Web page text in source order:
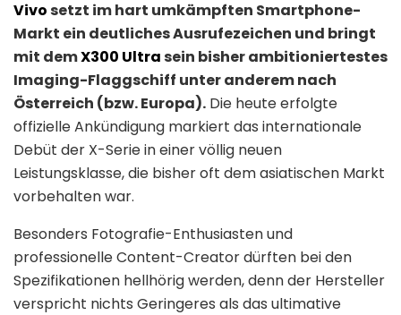
Vivosetzt im hart umkämpften Smartphone-
Markt ein deutliches Ausrufezeichen und bringt
mit demX300 Ultrasein bisher ambitioniertestes
Imaging-Flaggschiff unter anderem nach
Österreich (bzw. Europa). Die heute erfolgte
offizielle Ankündigung markiert das internationale
Debüt der X-Serie in einer völlig neuen
Leistungsklasse, die bisher oft dem asiatischen Markt
vorbehalten war.
Besonders Fotografie-Enthusiasten und
professionelle Content-Creator dürften bei den
Spezifikationen hellhörig werden, denn der Hersteller
verspricht nichts Geringeres als das ultimative